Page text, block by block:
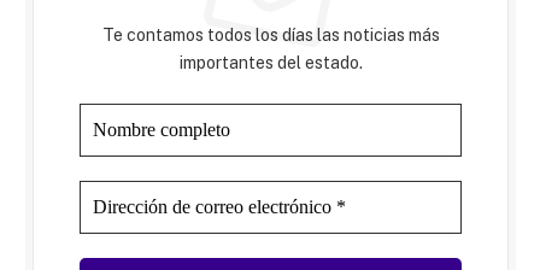
Te contamos todos los días las noticias más
importantes del estado.